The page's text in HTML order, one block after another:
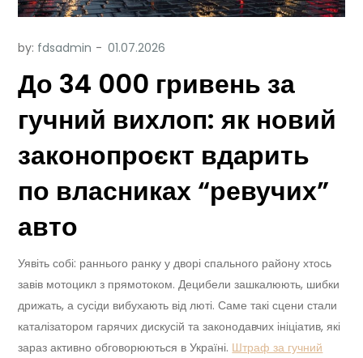
by: fdsadmin
До 34 000 гривень за
гучний вихлоп: як новий
законопроєкт вдарить
по власниках “ревучих”
авто
Уявіть собі: раннього ранку у дворі спального району хтось
завів мотоцикл з прямотоком. Децибели зашкалюють, шибки
дрижать, а сусіди вибухають від люті. Саме такі сцени стали
каталізатором гарячих дискусій та законодавчих ініціатив, які
зараз активно обговорюються в Україні. Штраф за гучний